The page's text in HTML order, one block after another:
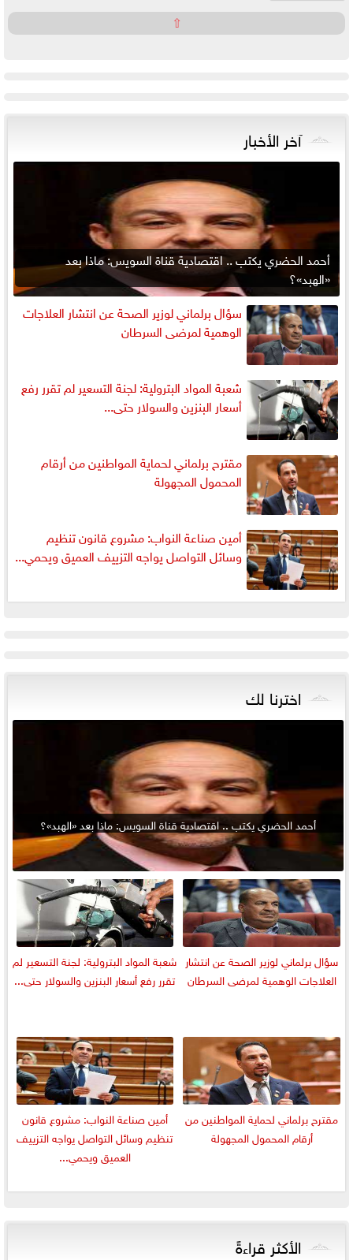
⇧
آخر الأخبار
أحمد الحضري يكتب .. اقتصادية قناة السويس: ماذا بعد
«الهبد»؟
سؤال برلماني لوزير الصحة عن انتشار العلاجات
الوهمية لمرضى السرطان
شعبة المواد البترولية: لجنة التسعير لم تقرر رفع
أسعار البنزين والسولار حتى...
مقترح برلماني لحماية المواطنين من أرقام
المحمول المجهولة
أمين صناعة النواب: مشروع قانون تنظيم
وسائل التواصل يواجه التزييف العميق ويحمي...
اخترنا لك
أحمد الحضري يكتب .. اقتصادية قناة السويس: ماذا بعد «الهبد»؟
سؤال برلماني لوزير الصحة عن انتشار
العلاجات الوهمية لمرضى السرطان
شعبة المواد البترولية: لجنة التسعير لم
تقرر رفع أسعار البنزين والسولار حتى...
مقترح برلماني لحماية المواطنين من
أرقام المحمول المجهولة
أمين صناعة النواب: مشروع قانون
تنظيم وسائل التواصل يواجه التزييف
العميق ويحمي...
الأكثر قراءةً